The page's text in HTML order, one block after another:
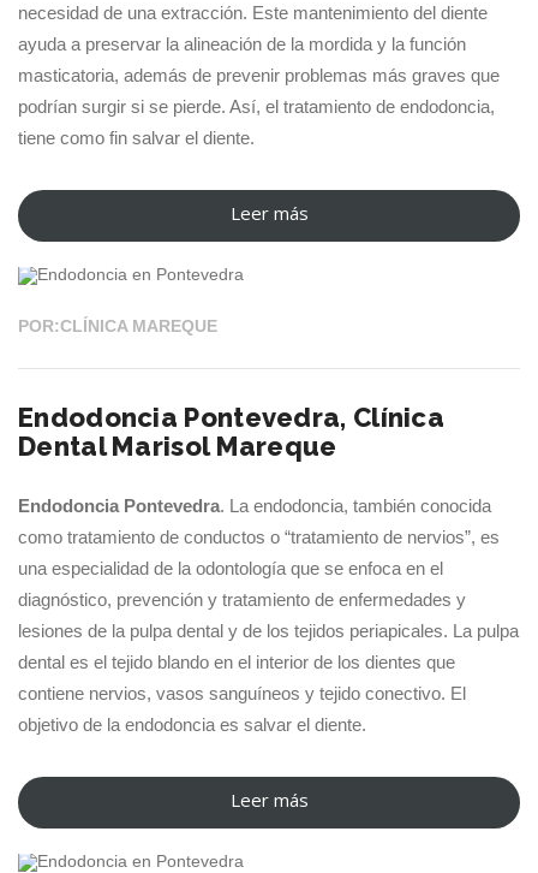
necesidad de una extracción. Este mantenimiento del diente
ayuda a preservar la alineación de la mordida y la función
masticatoria, además de prevenir problemas más graves que
podrían surgir si se pierde. Así, el tratamiento de endodoncia,
tiene como fin salvar el diente.
Leer más
“Endodoncia
Pontevedra,
Odontológica
Mareque”
24 JUN 2024
POR:CLÍNICA MAREQUE
Endodoncia Pontevedra, Clínica
Dental Marisol Mareque
Endodoncia Pontevedra. La endodoncia, también conocida
como tratamiento de conductos o “tratamiento de nervios”, es
una especialidad de la odontología que se enfoca en el
diagnóstico, prevención y tratamiento de enfermedades y
lesiones de la pulpa dental y de los tejidos periapicales. La pulpa
dental es el tejido blando en el interior de los dientes que
contiene nervios, vasos sanguíneos y tejido conectivo. El
objetivo de la endodoncia es salvar el diente.
Leer más
“Endodoncia
Pontevedra,
20 NOV 2023